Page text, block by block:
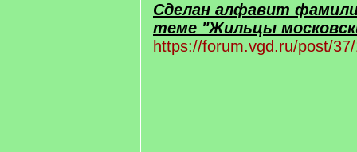
Сделан алфавит
теме "Жильцы
https://forum.vgd.ru/post/